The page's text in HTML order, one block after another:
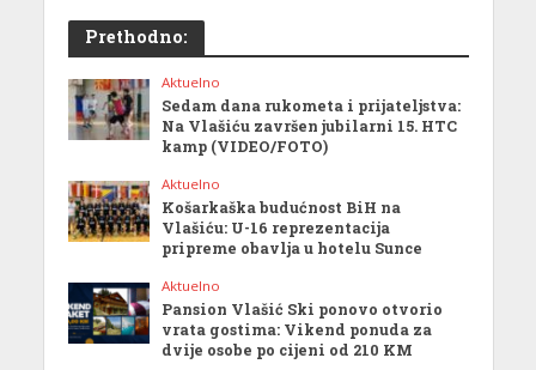
Prethodno:
Aktuelno
Sedam dana rukometa i prijateljstva:
Na Vlašiću završen jubilarni 15. HTC
kamp (VIDEO/FOTO)
Aktuelno
Košarkaška budućnost BiH na
Vlašiću: U-16 reprezentacija
pripreme obavlja u hotelu Sunce
Aktuelno
Pansion Vlašić Ski ponovo otvorio
vrata gostima: Vikend ponuda za
dvije osobe po cijeni od 210 KM